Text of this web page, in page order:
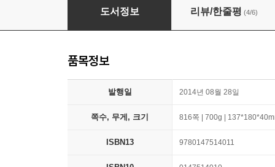
Little Women
도서정보 리뷰/한줄평 (4/6)
품목정보
발행일 2014년 08월 28일
쪽수, 무게, 크기 816쪽 | 700g |
ISBN13 9780147514011